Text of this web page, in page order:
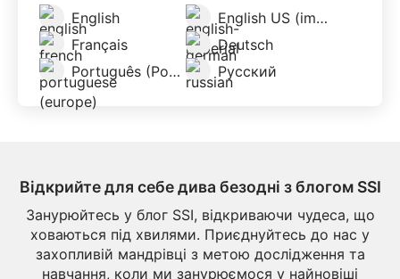
English
English US (imperial)
Français
Deutsch
Português (Portugal)
Русский
Відкрийте для себе дива безодні з блогом SSI
Занурюйтесь у блог SSI, відкриваючи чудеса, що
ховаються під хвилями. Приєднуйтесь до нас у
захопливій мандрівці з метою дослідження та
навчання, коли ми занурюємося у найновіші